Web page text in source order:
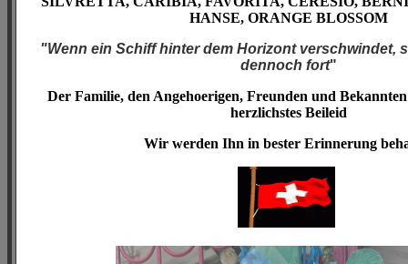
HANSE, ORANGE BLOSSOM
"Wenn ein Schiff hinter dem Horizont verschwindet,
dennoch fort"
Der Familie, den Angehoerigen, Freunden und
herzlichstes Beileid
Wir werden Ihn in bester Erinnerung